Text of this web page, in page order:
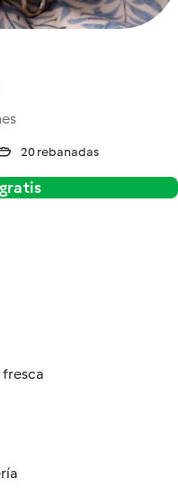
20 rebanadas
fresca